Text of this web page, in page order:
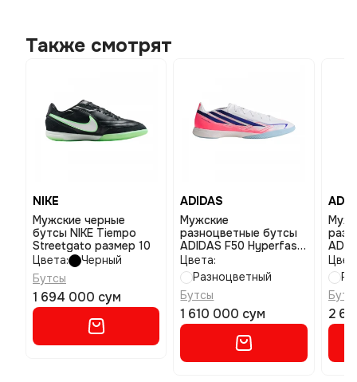
Также смотрят
NIKE
Мужские черные
бутсы NIKE Tiempo
Streetgato размер 10
Цвета:
Черный
Бутсы
1 694 000 сум
ADIDAS
Мужские
разноцветные бутсы
ADIDAS F50 Hyperfast
League Indoor размер
10
Цвета:
Разноцветный
Бутсы
1 610 000 сум
Pro
2